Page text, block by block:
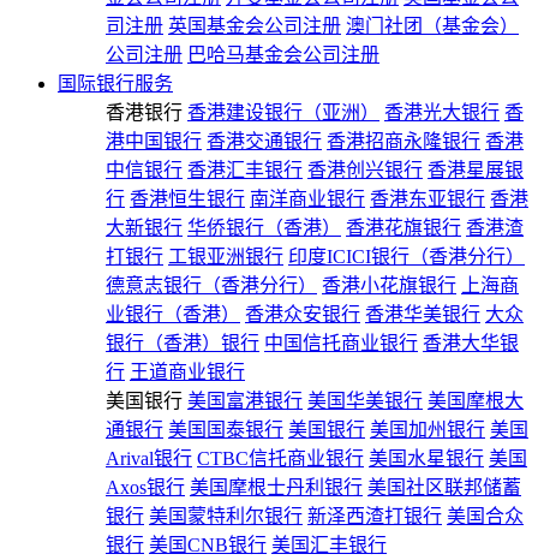
司注册 英国基金会公司注册 澳门社团（基金会）
公司注册 巴哈马基金会公司注册
国际银行服务
香港银行 香港建设银行（亚洲） 香港光大银行 香
港中国银行 香港交通银行 香港招商永隆银行 香港
中信银行 香港汇丰银行 香港创兴银行 香港星展银
行 香港恒生银行 南洋商业银行 香港东亚银行 香港
大新银行 华侨银行（香港） 香港花旗银行 香港渣
打银行 工银亚洲银行 印度ICICI银行（香港分行）
德意志银行（香港分行）
香港小花旗银行
上海商
业银行（香港）
香港众安银行 香港华美银行 大众
银行（香港）银行 中国信托商业银行 香港大华银
行 王道商业银行
美国银行 美国富港银行 美国华美银行 美国摩根大
通银行 美国国泰银行 美国银行 美国加州银行 美国
Arival银行 CTBC信托商业银行 美国水星银行 美国
Axos银行 美国摩根士丹利银行 美国社区联邦储蓄
银行 美国蒙特利尔银行 新泽西渣打银行 美国合众
银行 美国CNB银行 美国汇丰银行